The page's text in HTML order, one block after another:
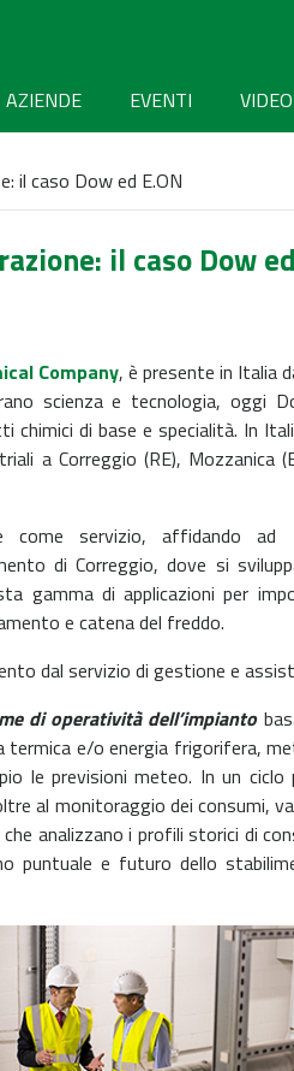
AZIENDE EVENTI VIDEO
il caso Dow ed E.ON
il caso Dow
Company, è presente in Italia
scienza e tecnologia, oggi
chimici di base e specialità. In
a Correggio (RE), Mozzanica
come servizio, affidando ad
di Correggio, dove si
gamma di applicazioni per
e catena del freddo.
dal servizio di gestione e
di operatività dell’impianto
e/o energia frigorifera,
le previsioni meteo. In un
al monitoraggio dei consumi,
analizzano i profili storici di
puntuale e futuro dello